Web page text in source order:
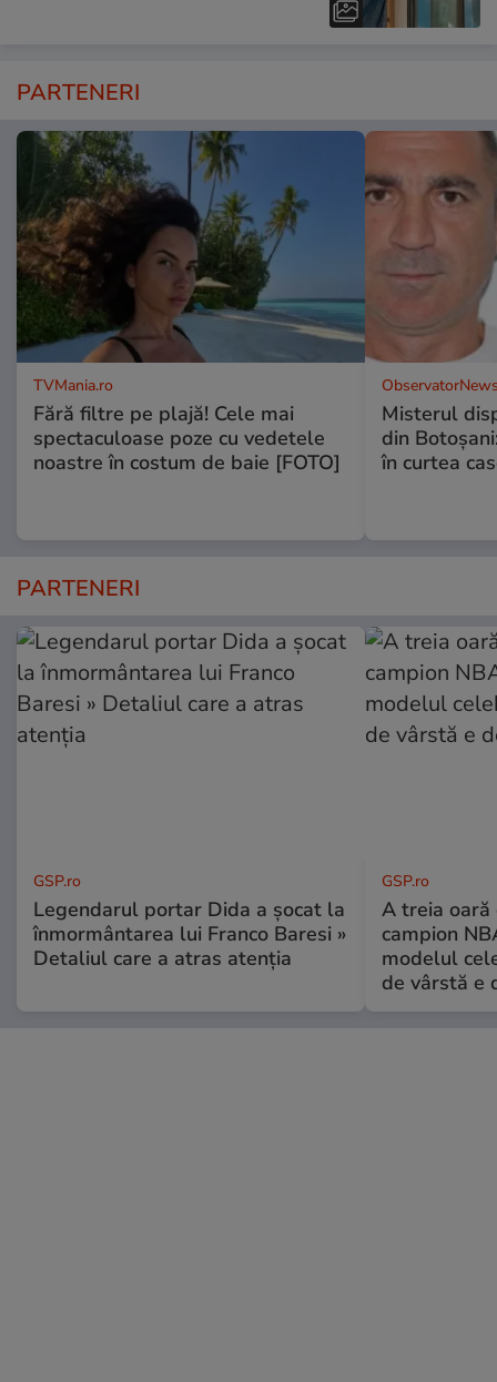
PARTENERI
TVMania.ro
Fără filtre pe plajă! Cele mai
spectaculoase poze cu vedetele
noastre în costum de baie [FOTO]
Misterul
din
în curtea
PARTENERI
GSP.ro
Legendarul portar Dida a șocat la
înmormântarea lui Franco Baresi »
Detaliul care a atras atenția
GSP.ro
A treia oară
campion
modelul
de vârstă e